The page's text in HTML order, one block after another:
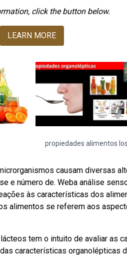
click the button below.
LEARN MORE
propiedades alimentos los
causam diversas
e número de. Weba análise
às características dos
alimentos se referem aos
tem o intuito de avaliar as
características